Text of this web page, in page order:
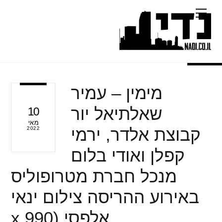
content
Menu
10
מאי
2022
מימין – עמיר
שאלתיאל יור
קבוצת אלדר, ירמי
קפלן ואודי בלום
מנכל חברת מטרופוליס
באירוע ההריסה צילום ינאי
אלפסי (990 x